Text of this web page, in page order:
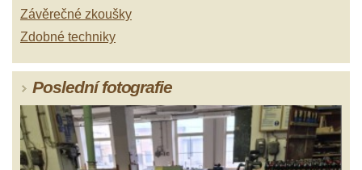
Závěrečné zkoušky
Zdobné techniky
Poslední fotografie